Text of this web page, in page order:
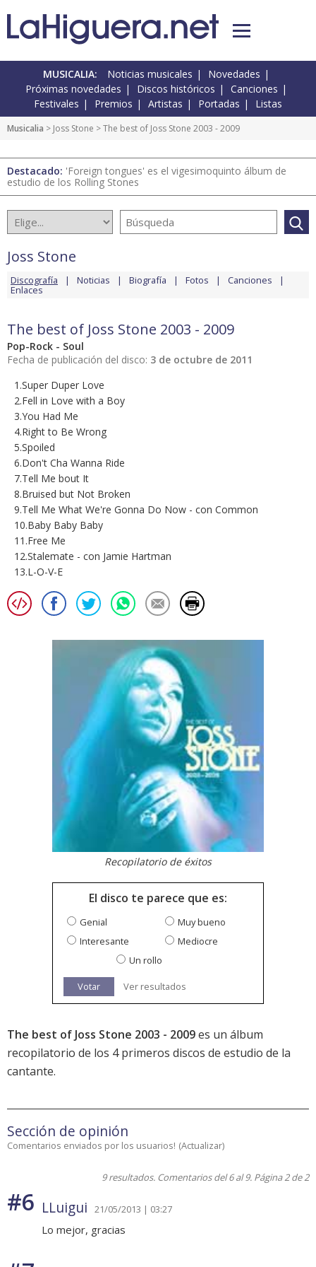
MUSICALIA: Noticias musicales
Novedades
Próximas novedades
Discos históricos
Canciones
Festivales
Premios Artistas Portadas Listas
Musicalia > Joss Stone > The best of Joss Stone 2003 - 2009
Destacado: 'Foreign tongues' es el vigesimoquinto álbum de
estudio de los Rolling Stones
Joss Stone
Discografía Noticias Biografía Fotos Canciones
Enlaces
The best of Joss Stone 2003 - 2009
Pop-Rock - Soul
Fecha de publicación del disco: 3 de octubre de 2011
1.Super Duper Love
2.Fell in Love with a Boy
3.You Had Me
4.Right to Be Wrong
5.Spoiled
6.Don't Cha Wanna Ride
7.Tell Me bout It
8.Bruised but Not Broken
9.Tell Me What We're Gonna Do Now - con Common
10.Baby Baby Baby
11.Free Me
12.Stalemate - con Jamie Hartman
13.L-O-V-E
Recopilatorio de éxitos
El disco te parece que es:
Genial
Muy bueno
Interesante
Mediocre
Un rollo
Votar Ver resultados
The best of Joss Stone 2003 - 2009es un álbum
recopilatorio de los 4 primeros discos de estudio de la
cantante.
Sección de opinión
Comentarios enviados por los usuarios! (Actualizar)
9 resultados. Comentarios del 6 al 9. Página 2 de 2
#6 LLuigui 21/05/2013 | 03:27
Lo mejor, gracias